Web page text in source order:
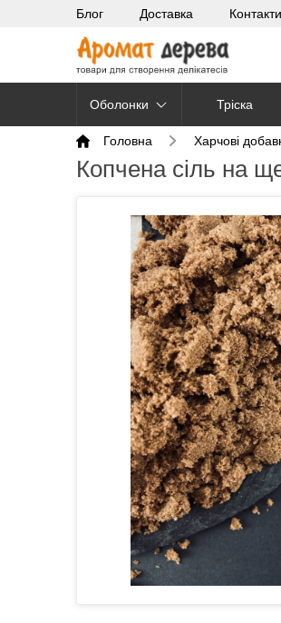
Блог Доставка Контакти
Оболонки Тріска
Головна Харчові
Копчена сіль на